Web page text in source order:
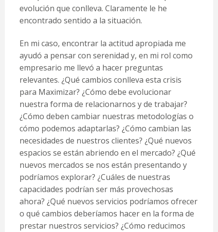
evolución que conlleva. Claramente le he
encontrado sentido a la situación.
En mi caso, encontrar la actitud apropiada me
ayudó a pensar con serenidad y, en mi rol como
empresario me llevó a hacer preguntas
relevantes. ¿Qué cambios conlleva esta crisis
para Maximizar? ¿Cómo debe evolucionar
nuestra forma de relacionarnos y de trabajar?
¿Cómo deben cambiar nuestras metodologías o
cómo podemos adaptarlas? ¿Cómo cambian las
necesidades de nuestros clientes? ¿Qué nuevos
espacios se están abriendo en el mercado? ¿Qué
nuevos mercados se nos están presentando y
podríamos explorar? ¿Cuáles de nuestras
capacidades podrían ser más provechosas
ahora? ¿Qué nuevos servicios podríamos ofrecer
o qué cambios deberíamos hacer en la forma de
prestar nuestros servicios? ¿Cómo reducimos